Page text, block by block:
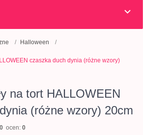
Halloween
czaszka duch dynia (różne wzory)
na tort HALLOWEEN
(różne wzory) 20cm
ocen: 0